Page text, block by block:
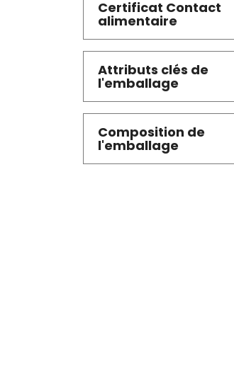
Certificat Contact
alimentaire
Attributs clés de
l'emballage
Composition de
l'emballage